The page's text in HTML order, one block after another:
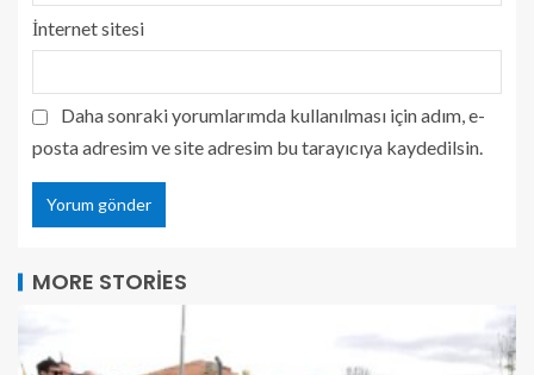
İnternet sitesi
Daha sonraki yorumlarımda kullanılması için adım, e-
posta adresim ve site adresim bu tarayıcıya kaydedilsin.
MORE STORIES